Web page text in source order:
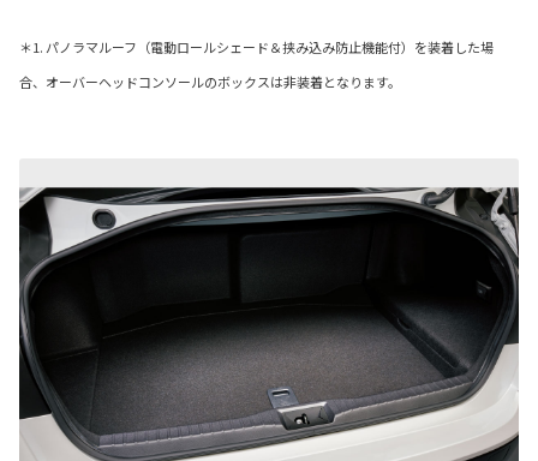
＊1. パノラマルーフ（電動ロールシェード＆挟み込み防止機能付）を装着した場
合、オーバーヘッドコンソールのボックスは非装着となります。